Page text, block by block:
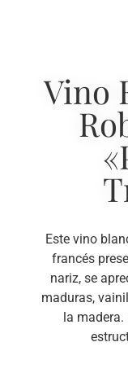
Vino
Este vino
francés
nariz, se
maduras,
la madera.